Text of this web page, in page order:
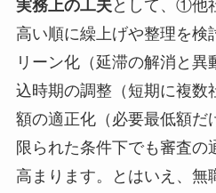
実務上の工夫として、①他
高い順に繰上げや整理を
リーン化（延滞の解消と
込時期の調整（短期に複
額の適正化（必要最低額だ
限られた条件下でも審査の
高まります。とはいえ、無